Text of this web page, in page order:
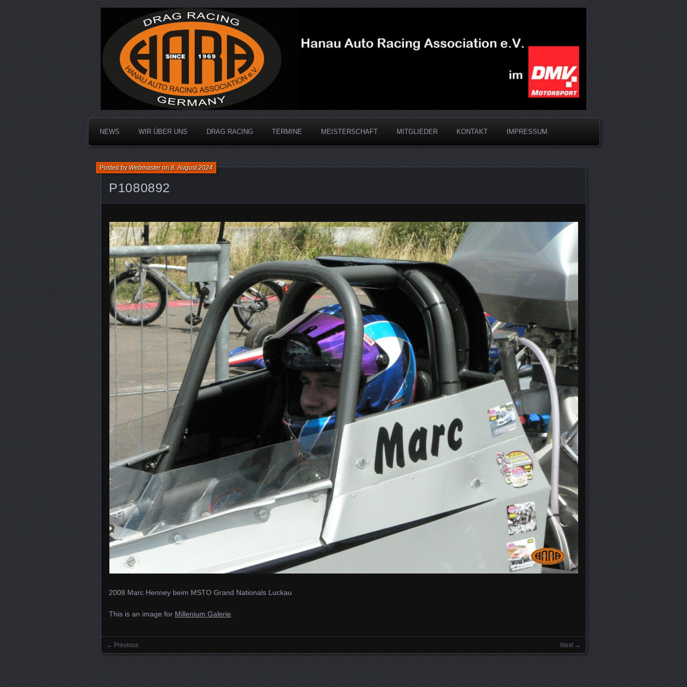
Hanau Auto Racing Association
Dragracing auf der 1/4 Meile
NEWS WIR ÜBER UNS DRAG RACING TERMINE MEISTERSCHAFT MITGLIEDER KONTAKT IMPRESSUM
P1080892
Posted byWebmasteron8. August 2024
2008 Marc Henney beim MSTO Grand Nationals Luckau
This is an image for Millenium Galerie
Images navigation
← Previous Next →